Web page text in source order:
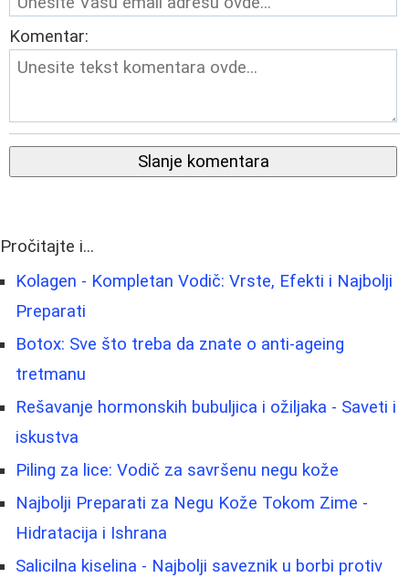
Komentar:
Slanje komentara
Pročitajte i...
Kolagen - Kompletan Vodič: Vrste, Efekti i Najbolji
Preparati
Botox: Sve što treba da znate o anti-ageing
tretmanu
Rešavanje hormonskih bubuljica i ožiljaka - Saveti i
iskustva
Piling za lice: Vodič za savršenu negu kože
Najbolji Preparati za Negu Kože Tokom Zime -
Hidratacija i Ishrana
Salicilna kiselina - Najbolji saveznik u borbi protiv